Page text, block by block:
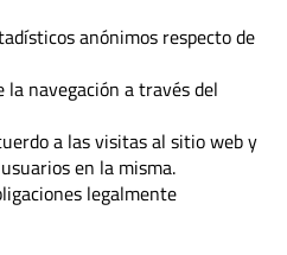
anónimos respecto de
la navegación a través del
a las visitas al sitio web y
en la misma.
legalmente